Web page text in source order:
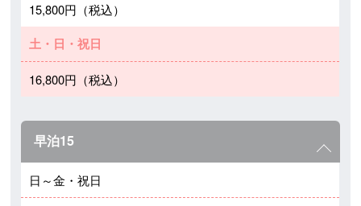
15,800円（税込）
土・日・祝日
16,800円（税込）
早泊15
日～金・祝日